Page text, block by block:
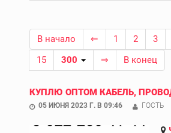
В начало ⇐ 1 2 3
15
300 ⇒ В конец
КУПЛЮ ОПТОМ КАБЕЛЬ,
05 ИЮНЯ 2023 Г. В 09:46 ГОСТЬ